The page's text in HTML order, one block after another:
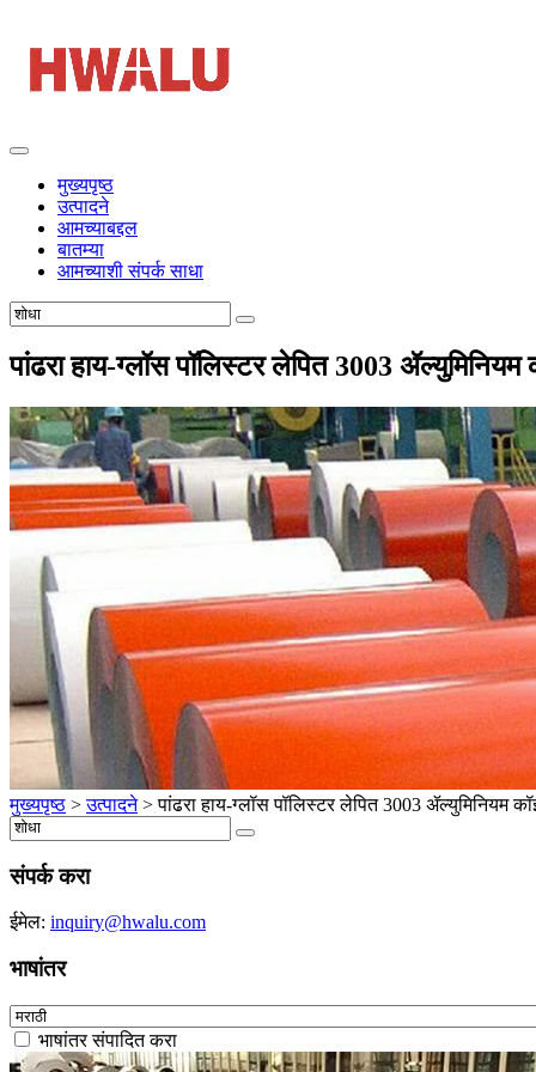
मुख्यपृष्ठ
उत्पादने
आमच्याबद्दल
बातम्या
आमच्याशी संपर्क साधा
पांढरा हाय-ग्लॉस पॉलिस्टर लेपित 3003 ॲल्युमिनियम
मुख्यपृष्ठ >उत्पादने>पांढरा हाय-ग्लॉस पॉलिस्टर लेपित 3003 ॲल्युमिनियम
संपर्क करा
ईमेल: inquiry@hwalu.com
भाषांतर
भाषांतर संपादित करा